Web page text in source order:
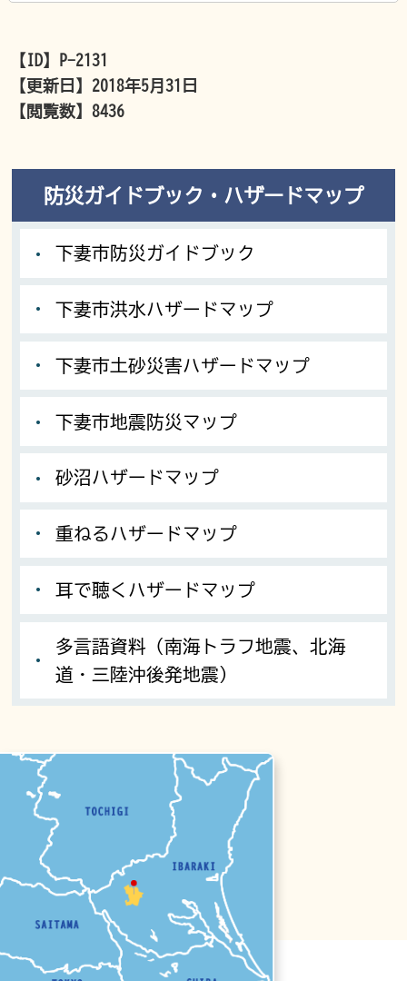
【ID】
P-2131
【更新日】 2018年5月31日
【閲覧数】 8436
防災ガイドブック・ハザードマップ
下妻市防災ガイドブック
下妻市洪水ハザードマップ
下妻市土砂災害ハザードマップ
下妻市地震防災マップ
砂沼ハザードマップ
重ねるハザードマップ
耳で聴くハザードマップ
多言語資料（南海トラフ地震、北海
道・三陸沖後発地震）